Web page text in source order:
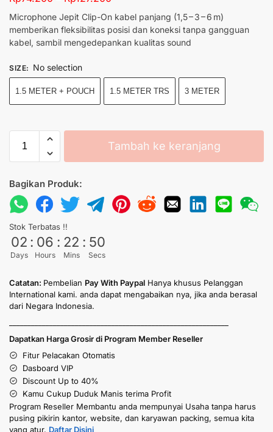
Microphone Jepit Clip-On kabel panjang (1,5 – 3 – 6 m)
memberikan fleksibilitas posisi dan koneksi tanpa gangguan
kabel, sambil mengedepankan kualitas sound
SIZE: No selection
1.5 METER + POUCH 1.5 METER TRS 3 METER
Tambah ke keranjang
Bagikan Produk:
Stok Terbatas !!
02
Days
: 06
Hours
: 22
Mins
: 50
Secs
Catatan: Pembelian Pay With Paypal Hanya khusus Pelanggan
International kami. anda dapat mengabaikan nya, jika anda berasal
dari Negara Indonesia.
Dapatkan Harga Grosir di Program Member Reseller
Fitur Pelacakan Otomatis
Dasboard VIP
Discount Up to 40%
Kamu Cukup Duduk Manis terima Profit
Program Reseller Membantu anda mempunyai Usaha tanpa harus
pusing pikirin kantor, website, dan karyawan packing, semua kita
yang atur. Daftar Disini